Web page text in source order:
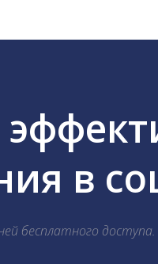
в
бесплатного доступа.